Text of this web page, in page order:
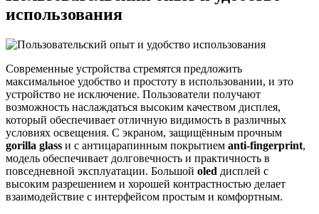
использования
Современные устройства стремятся предложить
максимальное удобство и простоту в использовании, и это
устройство не исключение. Пользователи получают
возможность наслаждаться высоким качеством дисплея,
который обеспечивает отличную видимость в различных
условиях освещения. С экраном, защищённым прочным
gorilla glass и с антицарапинным покрытием anti-fingerprint,
модель обеспечивает долговечность и практичность в
повседневной эксплуатации. Большой oled дисплей с
высоким разрешением и хорошей контрастностью делает
взаимодействие с интерфейсом простым и комфортным.